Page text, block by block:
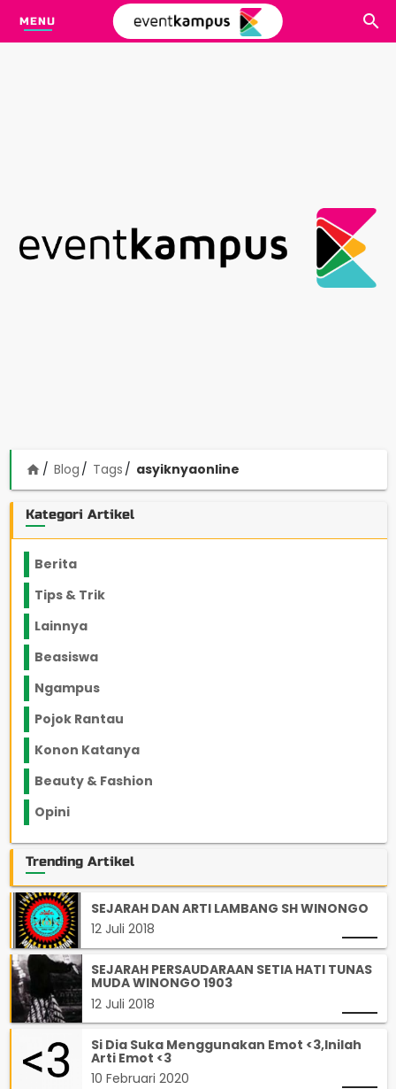
MENU
home Blog Tags asyiknyaonline
Kategori Artikel
Berita
Tips & Trik
Lainnya
Beasiswa
Ngampus
Pojok Rantau
Konon Katanya
Beauty & Fashion
Opini
Trending Artikel
SEJARAH DAN ARTI LAMBANG SH WINONGO
12 Juli 2018
SEJARAH PERSAUDARAAN SETIA HATI TUNAS
MUDA WINONGO 1903
12 Juli 2018
Si Dia Suka Menggunakan Emot <3,Inilah
Arti Emot <3
10 Februari 2020